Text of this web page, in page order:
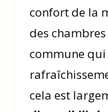
confort de la
des
commune
cela est